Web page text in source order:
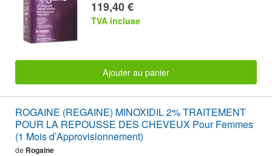
119,40 €
TVA incluse
Ajouter au panier
ROGAINE (REGAINE) MINOXIDIL 2% TRAITEMENT
POUR LA REPOUSSE DES CHEVEUX Pour Femmes
(1 Mois d’Approvisionnement)
de Rogaine